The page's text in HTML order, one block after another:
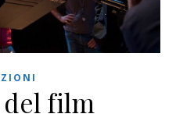
film